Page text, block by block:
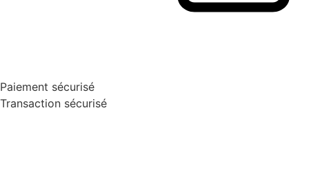
Paiement sécurisé
Transaction sécurisé